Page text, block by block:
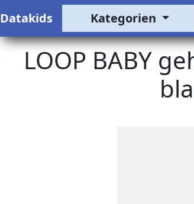
Datakids Kategorien
LOOP BABY